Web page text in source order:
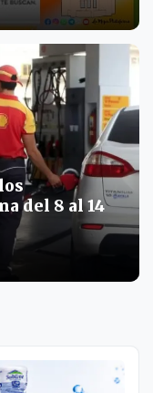
del 8 al 14